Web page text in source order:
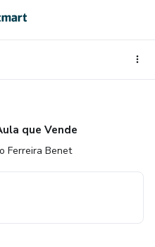
que Vende
Ferreira Benet